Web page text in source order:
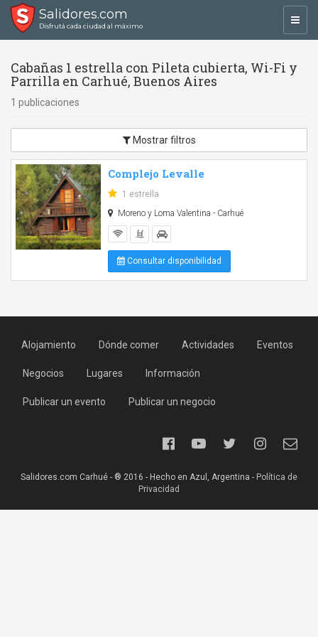
Salidores.com
Disfrutá cada ciudad al máximo
Cabañas 1 estrella con Pileta cubierta, Wi-Fi y
Parrilla en Carhué, Buenos Aires
1 publicaciones
Mostrar filtros
Complejo Levalle
1 estrella
Moreno y Loma Valentina - Carhué
Consultar disponibilidad
Alojamiento Dónde comer Actividades Eventos
Negocios Lugares Información
Publicar un evento Publicar un negocio
Salidores.com Carhué - ® 2016 - Hecho en Azul, Argentina - Política de
Privacidad